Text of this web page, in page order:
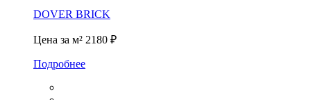
DOVER BRICK
Цена за м² 2180 ₽
Подробнее